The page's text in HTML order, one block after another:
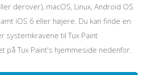
derover), macOS, Linux, Android OS
iOS 6 eller højere. Du kan finde en
systemkravene til Tux Paint
på Tux Paint's hjemmeside nedenfor.